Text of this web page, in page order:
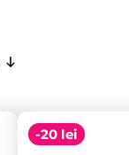
-20 lei